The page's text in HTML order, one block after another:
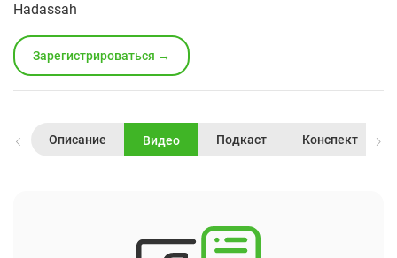
Hadassah
Зарегистрироваться →
Описание Видео Подкаст Конспект